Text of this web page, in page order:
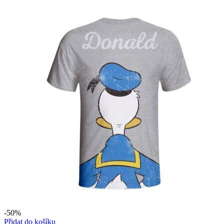
-50%
Přidat do košíku